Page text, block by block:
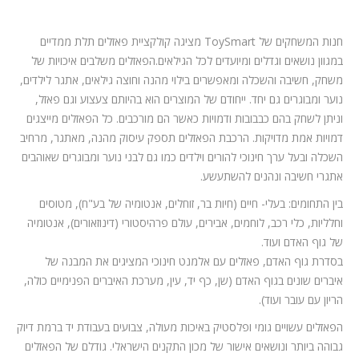
חנות המשחקים של ToySmart מציגה קולקציית פאזלים תלת ממדיים
במגוון נושאים וגדלים ומיועדים לכל הגילאים.הפאזלים משלבים איכויות של
משחק, חשיבה והשכלה ומאפשרים בילוי מהנה וחוצה גילאים, אתגר לילדים,
נוער ומבוגרים גם יחד. ייחודם של המוצרים הוא בהיותם צעצוע וגם פאזל,
וניתן לשחק בהם כבבובות ודמויות כאשר הם מורכבים. כל הפאזלים מייצגים
דמויות אמת מדויקות. הרכבת הפאזלים תספק עיסוק מהנה, מאתגר, מרחיב
השכלה ובעל ערך חינוכי להורים וילדים כמו גם לבני נוער ומבוגרים שאוהבים
אתגרי חשיבה ונהנים להשתעשע.
בין התחומים: בעלי- חיים (חיות בר, זוחלים, אנטומיה של בע"ח), מטוסים
וחלליות, כלי רכב, לוחמים, אבירים, עולם פרהיסטורי (דינוזאורים), אנטומיה
של גוף האדם ועוד.
בסדרת גוף האדם, פאזלים עם אלמנט חינוכי המציגים את המבנה של
איברים שונים בגוף האדם (שן, כף יד, עין, מערכת האיברים הפנימיים כולה,
הריון עם עובר ועוד).
הפאזלים עשויים גומי ופלסטיק באיכות מעולה, צבועים בעבודת יד ברמת דיוק
גבוהה ביותר ונושאים אישור של מכון התקנים הישראלי. גודלם של הפאזלים